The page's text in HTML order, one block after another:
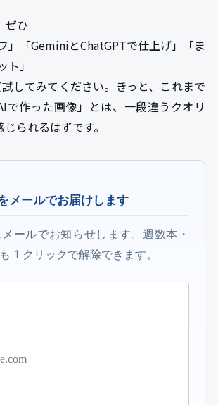
ぜひ
」「GeminiとChatGPTで仕上げ」「ま
」
してみてください。きっと、これまで
で作った画像」とは、一段違うクオリ
られるはずです。
メールでお届けします
ールでお知らせします。週数本・
1 クリックで解除できます。